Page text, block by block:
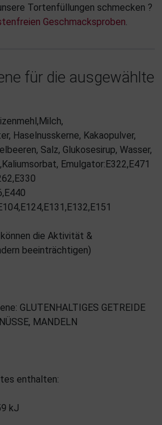
Tortenfüllungen schmecken ?
Geschmacksproben.
für die ausgewählte
Haselnusskerne, Kakaopulver,
Salz, Glukosesirup, Wasser,
Emulgator:E322,E471
die Aktivität &
beeinträchtigen)
GLUTENHALTIGES GETREIDE
MANDELN
enthalten:
kJ